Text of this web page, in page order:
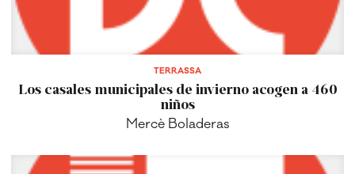
TERRASSA
Los casales municipales de invierno acogen a 460
niños
Mercè Boladeras